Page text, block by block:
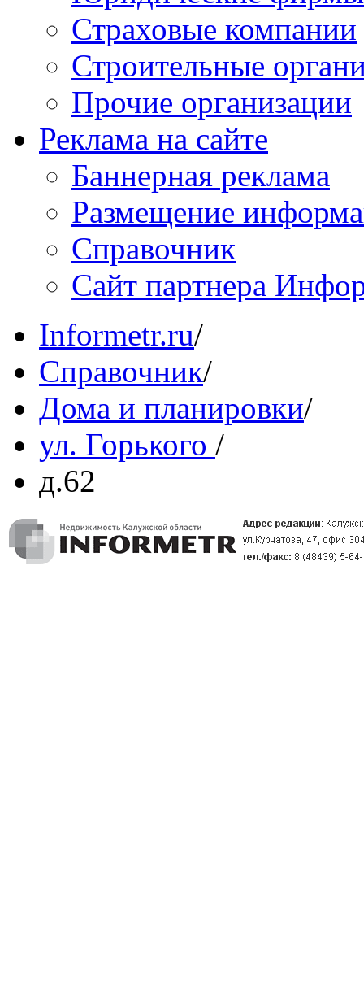
Страховые компании
Строительные
Прочие организации
Реклама на сайте
Баннерная реклама
Размещение
Справочник
Сайт партнера
Informetr.ru/
Справочник/
Дома и планировки/
ул. Горького /
д.62